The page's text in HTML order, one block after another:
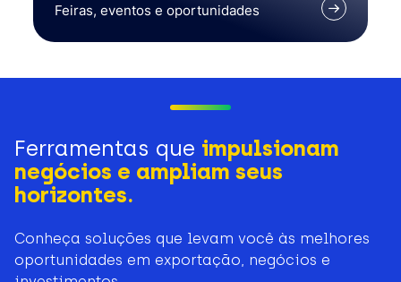
Feiras, eventos e oportunidades
Ferramentas que impulsionam
negócios e ampliam seus
horizontes.
Conheça soluções que levam você às melhores
oportunidades em exportação, negócios e